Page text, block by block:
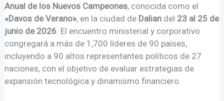
Anual de los Nuevos Campeones, conocida como el
«Davos de Verano», en la ciudad de Dalian del 23 al 25 de
junio de 2026 . El encuentro ministerial y corporativo
congregará a más de 1,700 líderes de 90 países,
incluyendo a 90 altos representantes políticos de 27
naciones, con el objetivo de evaluar estrategias de
expansión tecnológica y dinamismo financiero.